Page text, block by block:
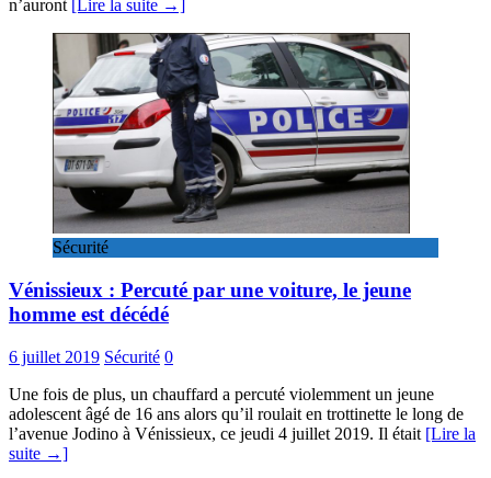
n’auront [Lire la suite →]
Sécurité
Vénissieux : Percuté par une voiture, le jeune
homme est décédé
6 juillet 2019 Sécurité 0
Une fois de plus, un chauffard a percuté violemment un jeune
adolescent âgé de 16 ans alors qu’il roulait en trottinette le long de
l’avenue Jodino à Vénissieux, ce jeudi 4 juillet 2019. Il était [Lire la
suite →]